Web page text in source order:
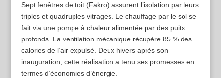
Sept fenêtres de toit (Fakro) assurent l’isolation par leurs
triples et quadruples vitrages. Le chauffage par le sol se
fait via une pompe à chaleur alimentée par des puits
profonds. La ventilation mécanique récupère 85 % des
calories de l’air expulsé. Deux hivers après son
inauguration, cette réalisation a tenu ses promesses en
termes d’économies d’énergie.